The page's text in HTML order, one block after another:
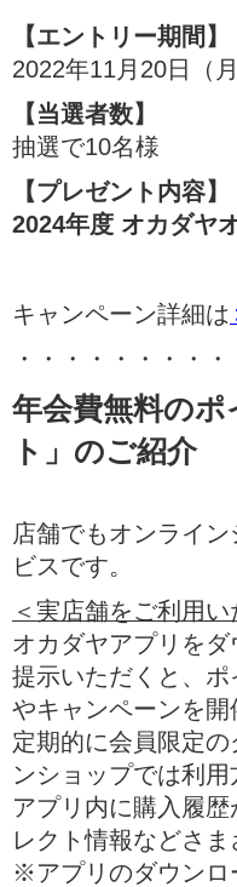
【エントリー期間】
2022年11月20日（
【当選者数】
抽選で10名様
【プレゼント内容】
2024年度 オカダヤ
キャンペーン詳細は
・・・・・・・・
年会費無料の
ト」のご紹介
店舗でもオンライ
ビスです。
＜実店舗をご利用い
オカダヤアプリを
提示いただくと、
やキャンペーンを開
定期的に会員限定
ンショップでは利
アプリ内に購入履
レクト情報などさ
※アプリのダウンロ